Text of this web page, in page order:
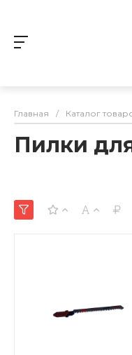
Главная / Каталог
Пилки